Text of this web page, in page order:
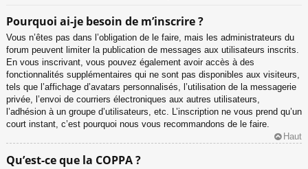
Pourquoi ai-je besoin de m’inscrire ?
Vous n’êtes pas dans l’obligation de le faire, mais les administrateurs du
forum peuvent limiter la publication de messages aux utilisateurs inscrits.
En vous inscrivant, vous pouvez également avoir accès à des
fonctionnalités supplémentaires qui ne sont pas disponibles aux visiteurs,
tels que l’affichage d’avatars personnalisés, l’utilisation de la messagerie
privée, l’envoi de courriers électroniques aux autres utilisateurs,
l’adhésion à un groupe d’utilisateurs, etc. L’inscription ne vous prend qu’un
court instant, c’est pourquoi nous vous recommandons de le faire.
Haut
Qu’est-ce que la COPPA ?